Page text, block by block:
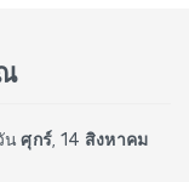
นศุกร์, 14 สิงหาคม